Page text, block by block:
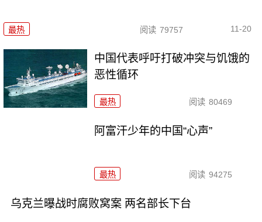
最热 阅读 79757 11-20
中国代表呼吁打破冲突与饥饿的
恶性循环
最热 阅读 80469
阿富汗少年的中国“心声”
最热 阅读 94275
乌克兰曝战时腐败窝案 两名部长下台